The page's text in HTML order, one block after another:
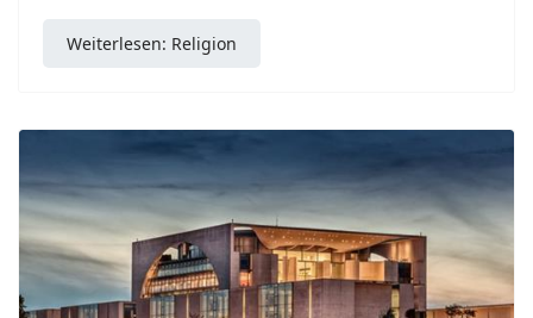
Weiterlesen: Religion